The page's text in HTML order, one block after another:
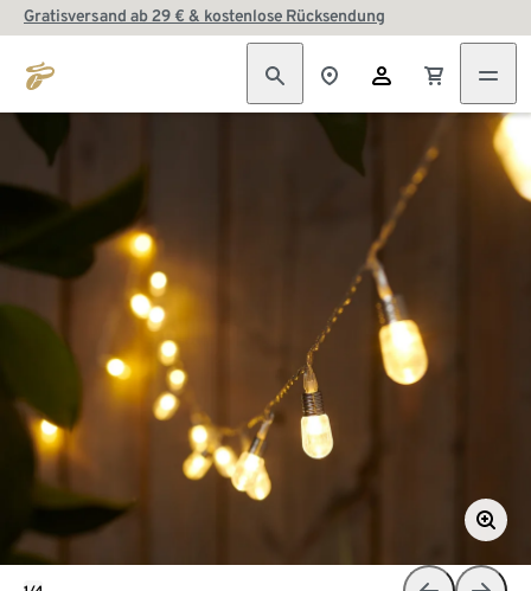
Gratisversand ab 29 € & kostenlose Rücksendung